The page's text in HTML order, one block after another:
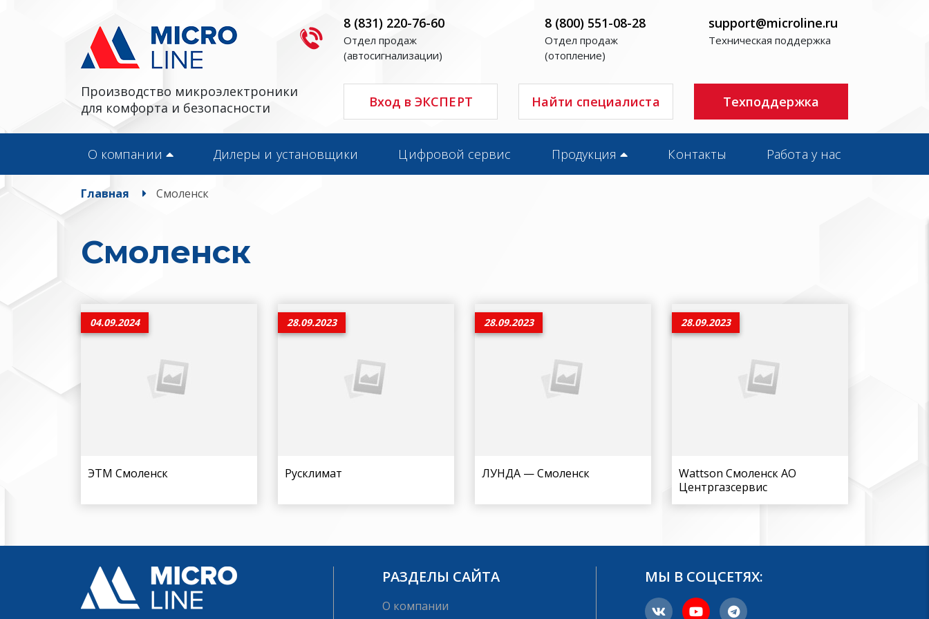
Производство микроэлектроники
для комфорта и безопасности
8 (831) 220-76-60
Отдел продаж
(автосигнализации)
8 (800) 551-08-28
Отдел продаж
(отопление)
support@microline.ru
Техническая поддержка
Вход в ЭКСПЕРТ Найти специалиста Техподдержка
О компании Дилеры и установщики Цифровой сервис Продукция Контакты Работа у нас
Главная Смоленск
Смоленск
04.09.2024
ЭТМ Смоленск
28.09.2023
Русклимат
28.09.2023
ЛУНДА — Смоленск
28.09.2023
Wattson Смоленск АО
Центргазсервис
РАЗДЕЛЫ САЙТА
О компании
МЫ В СОЦСЕТЯХ: